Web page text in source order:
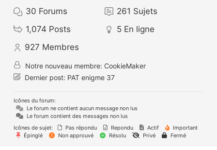
30 Forums 261 Sujets
1,074 Posts 5 En ligne
927 Membres
Notre nouveau membre: CookieMaker
Dernier post: PAT enigme 37
Icônes du forum:
Le forum ne contient aucun message non lus
Le forum contient des messages non lus
Icônes de sujet:
Pas répondu Repondu Actif
Important
Épinglé
Non approuvé Résolu Privé Fermé